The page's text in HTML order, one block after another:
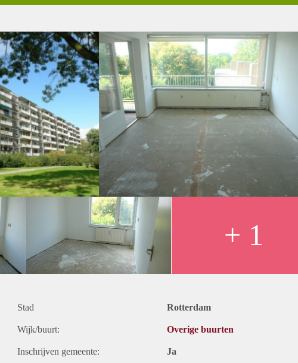
van de Eigenaar
van de Eigenaar
+ 1
Stad Rotterdam
Wijk/buurt: Overige buurten
Inschrijven gemeente: Ja